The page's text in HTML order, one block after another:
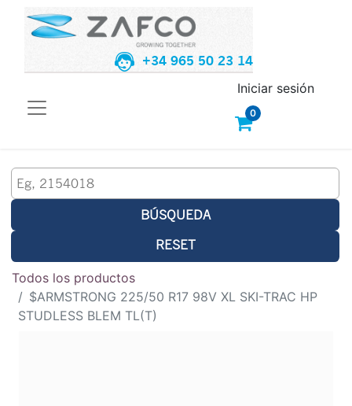
+34 965 50 23 14
0
Iniciar sesión
BÚSQUEDA
RESET
Todos los productos
$ARMSTRONG 225/50 R17 98V XL SKI-TRAC HP
STUDLESS BLEM TL(T)